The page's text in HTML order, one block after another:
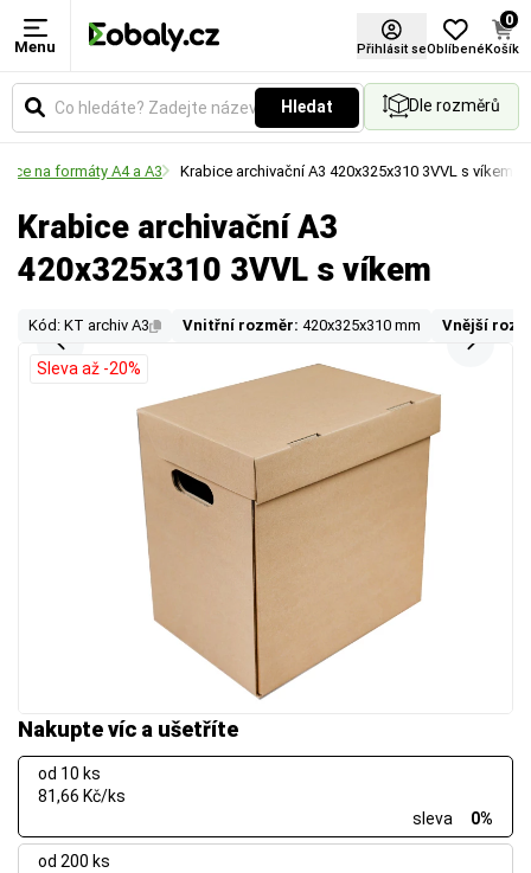
Menu Přihlásit seOblíbené
0
Košík
Hledat Dle rozměrů
na formáty A4 a A3 Krabice archivační A3 420x325x310 3VVL s víkem
Krabice archivační A3
420x325x310 3VVL s víkem
Kód: KT archiv A3 Vnitřní rozměr: 420x325x310 mm Vnější
Nakupte víc a ušetříte
od 10 ks
81,66 Kč/ks
sleva
0%
od 200 ks
Sleva až -20%